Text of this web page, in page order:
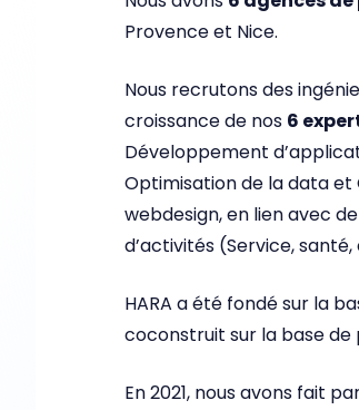
Provence et Nice.
Nous recrutons des
croissance de nos 6
Développement
Optimisation de la data et
webdesign, en lien avec
d’activités (Service,
HARA a été fondé sur la
coconstruit sur la base
En 2021, nous avons fait